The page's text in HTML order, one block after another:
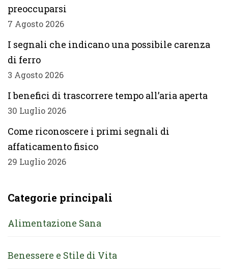
preoccuparsi
7 Agosto 2026
I segnali che indicano una possibile carenza
di ferro
3 Agosto 2026
I benefici di trascorrere tempo all’aria aperta
30 Luglio 2026
Come riconoscere i primi segnali di
affaticamento fisico
29 Luglio 2026
Categorie principali
Alimentazione Sana
Benessere e Stile di Vita